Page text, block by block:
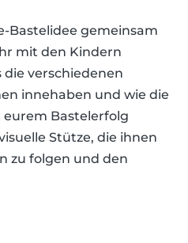
Bastelidee gemeinsam
mit den Kindern
verschiedenen
innehaben und wie die
Bastelerfolg
Stütze, die ihnen
zu folgen und den